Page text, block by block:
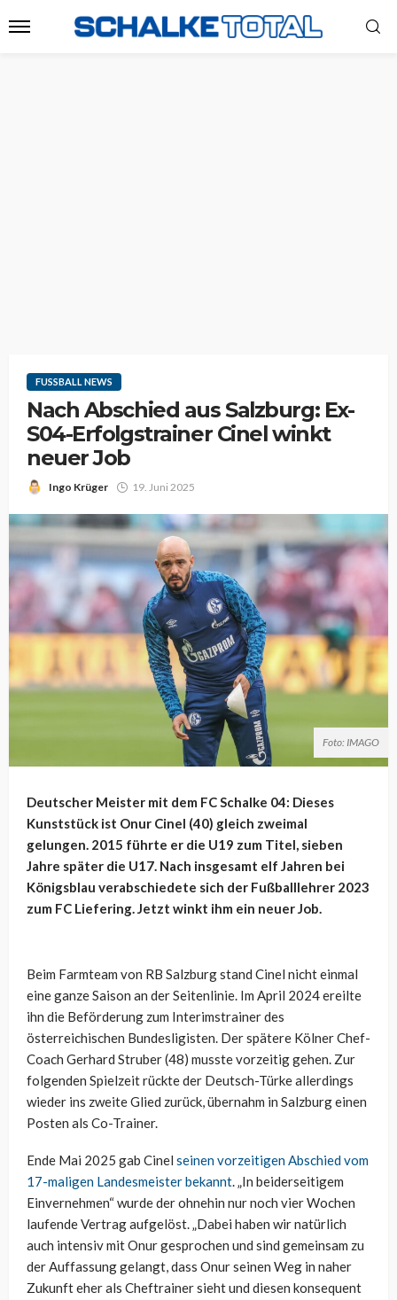
FUSSBALL NEWS
Nach Abschied aus Salzburg: Ex-
S04-Erfolgstrainer Cinel winkt
neuer Job
Ingo Krüger 19. Juni 2025
Foto: IMAGO
Deutscher Meister mit dem FC Schalke 04: Dieses
Kunststück ist Onur Cinel (40) gleich zweimal
gelungen. 2015 führte er die U19 zum Titel, sieben
Jahre später die U17. Nach insgesamt elf Jahren bei
Königsblau verabschiedete sich der Fußballlehrer 2023
zum FC Liefering. Jetzt winkt ihm ein neuer Job.
Beim Farmteam von RB Salzburg stand Cinel nicht einmal
eine ganze Saison an der Seitenlinie. Im April 2024 ereilte
ihn die Beförderung zum Interimstrainer des
österreichischen Bundesligisten. Der spätere Kölner Chef-
Coach Gerhard Struber (48) musste vorzeitig gehen. Zur
folgenden Spielzeit rückte der Deutsch-Türke allerdings
wieder ins zweite Glied zurück, übernahm in Salzburg einen
Posten als Co-Trainer.
Ende Mai 2025 gab Cinel seinen vorzeitigen Abschied vom
17-maligen Landesmeister bekannt. „In beiderseitigem
Einvernehmen“ wurde der ohnehin nur noch vier Wochen
laufende Vertrag aufgelöst. „Dabei haben wir natürlich
auch intensiv mit Onur gesprochen und sind gemeinsam zu
der Auffassung gelangt, dass Onur seinen Weg in naher
Zukunft eher als Cheftrainer sieht und diesen konsequent